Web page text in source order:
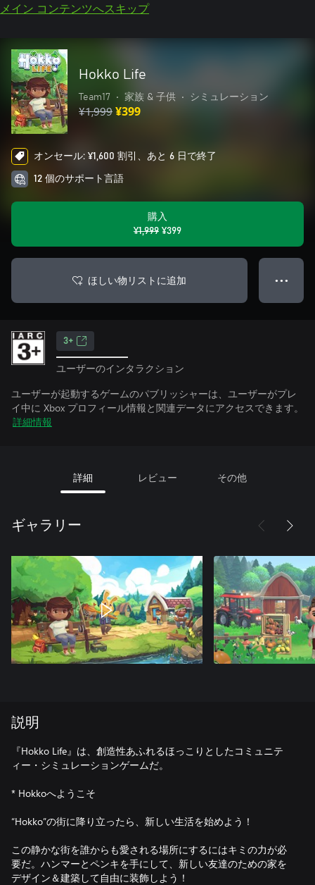
メイン コンテンツへスキップ
Hokko Life
Team17 • 家族 & 子供 • シミュレーション
¥1,999¥399
オンセール: ¥1,600 割引、あと 6 日で終了
12 個のサポート言語
購入
¥1,999 ¥399
ほしい物リストに追加 ● ● ●
3+
ユーザーのインタラクション
ユーザーが起動するゲームのパブリッシャーは、ユーザーがプレ
イ中に Xbox プロフィール情報と関連データにアクセスできます。
詳細情報
詳細 レビュー その他
ギャラリー
説明
『Hokko Life』は、創造性あふれるほっこりとしたコミュニテ
ィー・シミュレーションゲームだ。
* Hokkoへようこそ
“Hokko”の街に降り立ったら、新しい生活を始めよう！
この静かな街を誰からも愛される場所にするにはキミの力が必
要だ。ハンマーとペンキを手にして、新しい友達のための家を
デザイン＆建築して自由に装飾しよう！